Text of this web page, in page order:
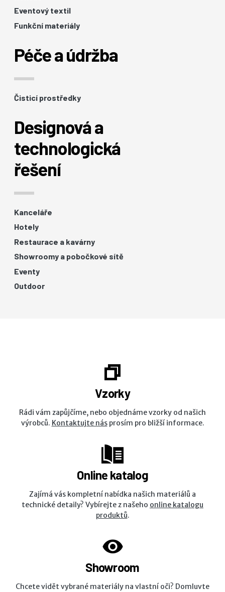
Eventový textil
Funkční materiály
Péče a údržba
Čisticí prostředky
Designová a
technologická
řešení
Kanceláře
Hotely
Restaurace a kavárny
Showroomy a pobočkové sítě
Eventy
Outdoor
Vzorky
Rádi vám zapůjčíme, nebo objednáme vzorky od našich
výrobců. Kontaktujte násprosím pro bližší informace.
Online katalog
Zajímá vás kompletní nabídka našich materiálů a
technické detaily? Vybírejte z našeho online katalogu
produktů.
Showroom
Chcete vidět vybrané materiály na vlastní oči? Domluvte